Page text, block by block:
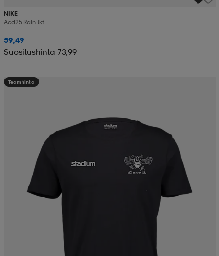
NIKE
Acd25 Rain Jkt
59,49
Suositushinta 73,99
Teamhinta